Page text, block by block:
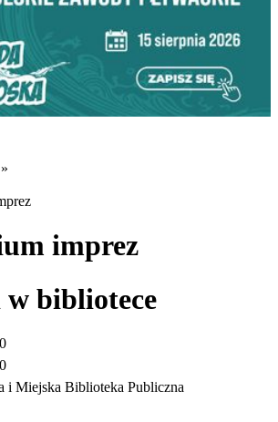
»
imprez
bibliotece
i Miejska Biblioteka Publiczna